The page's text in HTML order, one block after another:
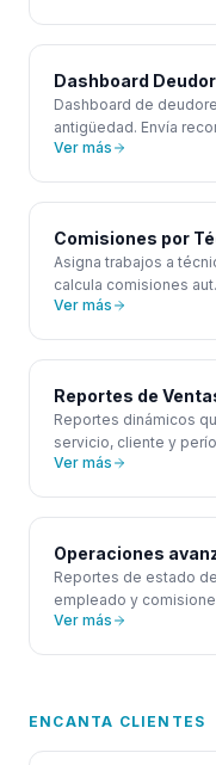
Dashboard
Dashboard de
antigüedad. Envía
Ver más
Comisiones por
Asigna trabajos a
calcula comisiones aut
Ver más
Reportes de
Reportes dinámicos
servicio, cliente y
Ver más
Operaciones
Reportes de estado
empleado y
Ver más
ENCANTA CLIENTES